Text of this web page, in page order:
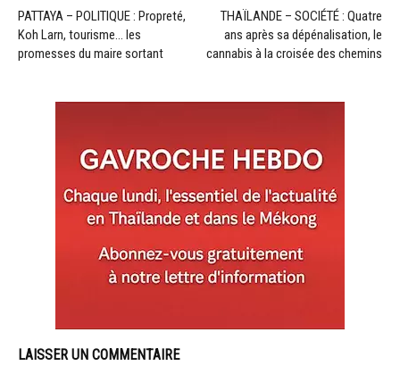
PATTAYA – POLITIQUE : Propreté,
Koh Larn, tourisme… les
promesses du maire sortant
THAÏLANDE – SOCIÉTÉ : Quatre
ans après sa dépénalisation, le
cannabis à la croisée des chemins
LAISSER UN COMMENTAIRE